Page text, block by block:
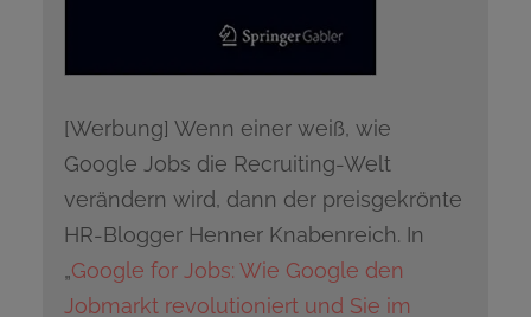
[Werbung] Wenn einer weiß, wie
Google Jobs die Recruiting-Welt
verändern wird, dann der preisgekrönte
HR-Blogger Henner Knabenreich. In
„Google for Jobs: Wie Google den
Jobmarkt revolutioniert und Sie im